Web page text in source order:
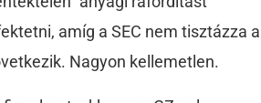
amíg a SEC nem tisztázza a
Nagyon kellemetlen.